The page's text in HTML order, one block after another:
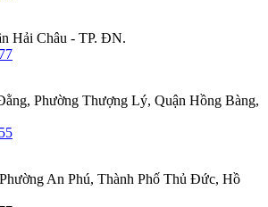
Hải Châu - TP. ĐN.
Phường Thượng Lý, Quận Hồng Bàng,
An Phú, Thành Phố Thủ Đức, Hồ